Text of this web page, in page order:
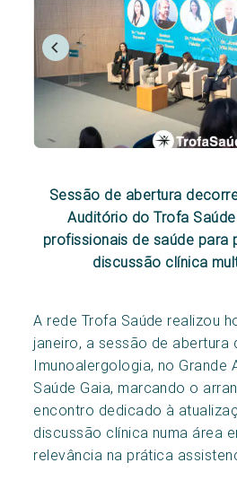
Sessão de abertura
Auditório do Trofa
profissionais de saúde para
discussão clínica
A rede Trofa Saúde realizou
janeiro, a sessão de abertura
Imunoalergologia, no Grande
Saúde Gaia, marcando o
encontro dedicado à
discussão clínica numa área
relevância na prática